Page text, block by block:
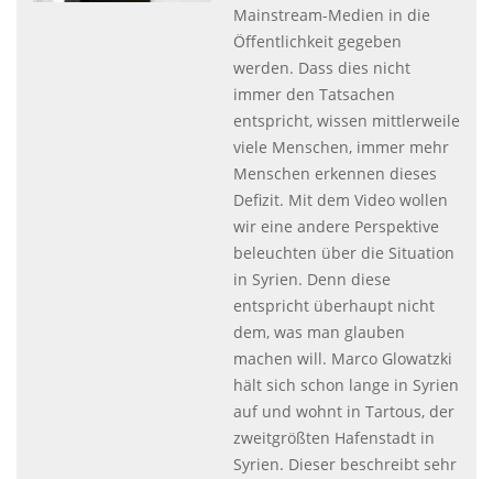
Mainstream-Medien in die
Öffentlichkeit gegeben
werden. Dass dies nicht
immer den Tatsachen
entspricht, wissen mittlerweile
viele Menschen, immer mehr
Menschen erkennen dieses
Defizit. Mit dem Video wollen
wir eine andere Perspektive
beleuchten über die Situation
in Syrien. Denn diese
entspricht überhaupt nicht
dem, was man glauben
machen will. Marco Glowatzki
hält sich schon lange in Syrien
auf und wohnt in Tartous, der
zweitgrößten Hafenstadt in
Syrien. Dieser beschreibt sehr